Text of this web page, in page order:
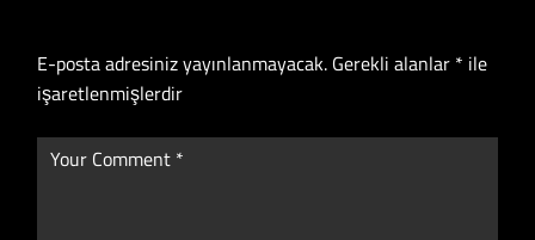
E-posta adresiniz yayınlanmayacak. Gerekli alanlar * ile
işaretlenmişlerdir